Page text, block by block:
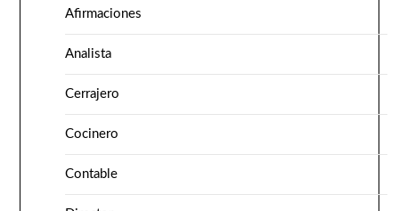
Afirmaciones
Analista
Cerrajero
Cocinero
Contable